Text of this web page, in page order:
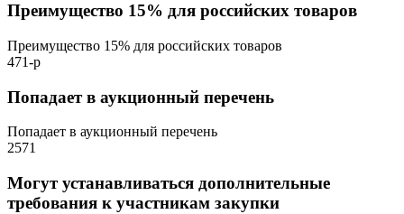
Преимущество 15% для российских товаров
Преимущество 15% для российских товаров
471-р
Попадает в аукционный перечень
Попадает в аукционный перечень
2571
Могут устанавливаться дополнительные
требования к участникам закупки